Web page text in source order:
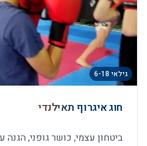
גילאי 6-18
חוג איגרוף תאילנדי
ביטחון עצמי, כושר גופני,